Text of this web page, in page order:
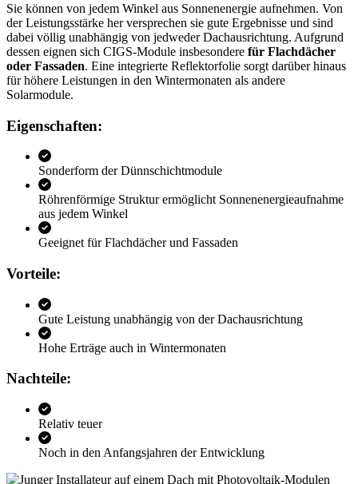
Sie können von jedem Winkel aus Sonnenenergie aufnehmen. Von
der Leistungsstärke her versprechen sie gute Ergebnisse und sind
dabei völlig unabhängig von jedweder Dachausrichtung. Aufgrund
dessen eignen sich CIGS-Module insbesondere für Flachdächer
oder Fassaden. Eine integrierte Reflektorfolie sorgt darüber hinaus
für höhere Leistungen in den Wintermonaten als andere
Solarmodule.
Eigenschaften:
Sonderform der Dünnschichtmodule
Röhrenförmige Struktur ermöglicht Sonnenenergieaufnahme
aus jedem Winkel
Geeignet für Flachdächer und Fassaden
Vorteile:
Gute Leistung unabhängig von der Dachausrichtung
Hohe Erträge auch in Wintermonaten
Nachteile:
Relativ teuer
Noch in den Anfangsjahren der Entwicklung